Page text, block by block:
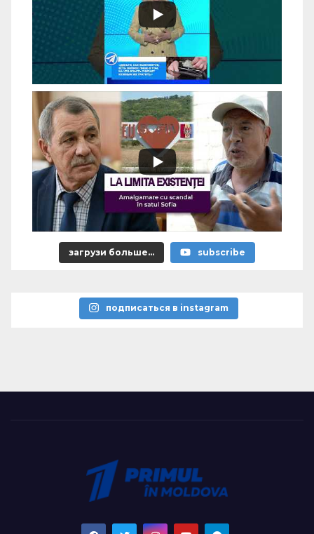
загрузи больше... subscribe
подписаться в instagram